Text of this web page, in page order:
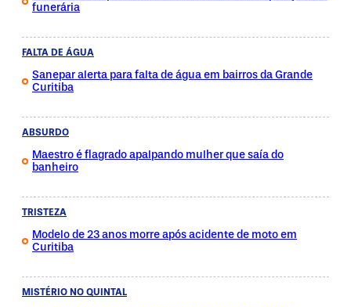
funerária
FALTA DE ÁGUA
Sanepar alerta para falta de água em bairros da Grande
Curitiba
ABSURDO
Maestro é flagrado apalpando mulher que saía do
banheiro
TRISTEZA
Modelo de 23 anos morre após acidente de moto em
Curitiba
MISTÉRIO NO QUINTAL